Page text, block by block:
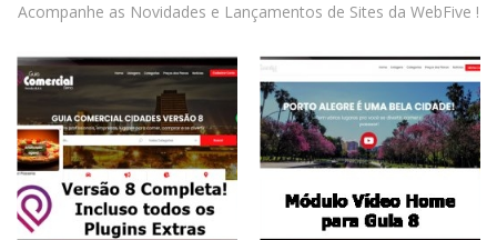
Acompanhe as Novidades e Lançamentos de Sites da WebFive !